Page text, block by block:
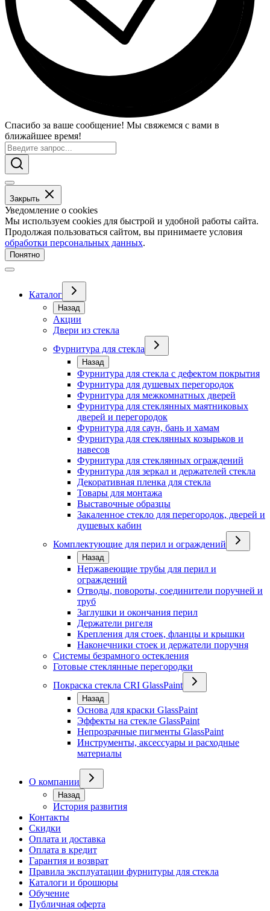
Спасибо за ваше сообщение! Мы свяжемся с вами в
ближайшее время!
Закрыть
Уведомление о cookies
Мы используем cookies для быстрой и удобной работы сайта.
Продолжая пользоваться сайтом, вы принимаете условия
обработки персональных данных.
Понятно
Каталог
Назад
Акции
Двери из стекла
Фурнитура для стекла
Назад
Фурнитура для стекла с дефектом покрытия
Фурнитура для душевых перегородок
Фурнитура для межкомнатных дверей
Фурнитура для стеклянных маятниковых
дверей и перегородок
Фурнитура для саун, бань и хамам
Фурнитура для стеклянных козырьков и
навесов
Фурнитура для стеклянных ограждений
Фурнитура для зеркал и держателей стекла
Декоративная пленка для стекла
Товары для монтажа
Выставочные образцы
Закаленное стекло для перегородок, дверей и
душевых кабин
Комплектующие для перил и ограждений
Назад
Нержавеющие трубы для перил и
ограждений
Отводы, повороты, соединители поручней и
труб
Заглушки и окончания перил
Держатели ригеля
Крепления для стоек, фланцы и крышки
Наконечники стоек и держатели поручня
Системы безрамного остекления
Готовые стеклянные перегородки
Покраска стекла CRI GlassPaint
Назад
Основа для краски GlassPaint
Эффекты на стекле GlassPaint
Непрозрачные пигменты GlassPaint
Инструменты, аксессуары и расходные
материалы
О компании
Назад
История развития
Контакты
Скидки
Оплата и доставка
Оплата в кредит
Гарантия и возврат
Правила эксплуатации фурнитуры для стекла
Каталоги и брошюры
Обучение
Публичная оферта